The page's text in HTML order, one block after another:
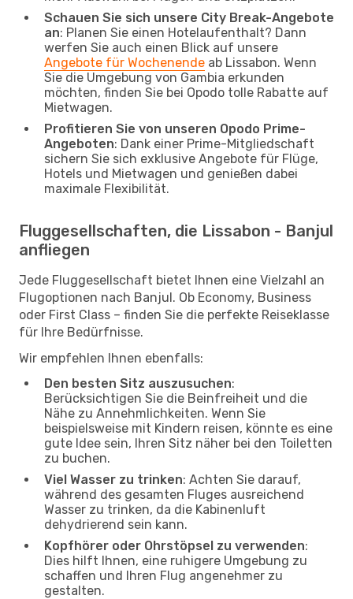
Schauen Sie sich unsere City Break-Angebote
an: Planen Sie einen Hotelaufenthalt? Dann
werfen Sie auch einen Blick auf unsere
Angebote für Wochenende ab Lissabon. Wenn
Sie die Umgebung von Gambia erkunden
möchten, finden Sie bei Opodo tolle Rabatte auf
Mietwagen.
Profitieren Sie von unseren Opodo Prime-
Angeboten: Dank einer Prime-Mitgliedschaft
sichern Sie sich exklusive Angebote für Flüge,
Hotels und Mietwagen und genießen dabei
maximale Flexibilität.
Fluggesellschaften, die Lissabon - Banjul
anfliegen
Jede Fluggesellschaft bietet Ihnen eine Vielzahl an
Flugoptionen nach Banjul. Ob Economy, Business
oder First Class – finden Sie die perfekte Reiseklasse
für Ihre Bedürfnisse.
Wir empfehlen Ihnen ebenfalls:
Den besten Sitz auszusuchen:
Berücksichtigen Sie die Beinfreiheit und die
Nähe zu Annehmlichkeiten. Wenn Sie
beispielsweise mit Kindern reisen, könnte es eine
gute Idee sein, Ihren Sitz näher bei den Toiletten
zu buchen.
Viel Wasser zu trinken: Achten Sie darauf,
während des gesamten Fluges ausreichend
Wasser zu trinken, da die Kabinenluft
dehydrierend sein kann.
Kopfhörer oder Ohrstöpsel zu verwenden:
Dies hilft Ihnen, eine ruhigere Umgebung zu
schaffen und Ihren Flug angenehmer zu
gestalten.